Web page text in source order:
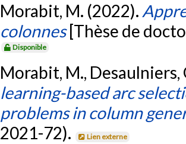
Morabit, M. (2022).
colonnes [Thèse de
Disponible
Morabit, M., Desaulniers,
learning-based arc
problems in column
2021-72).
Lien externe